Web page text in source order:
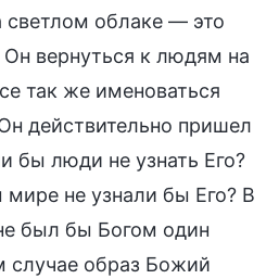
облаке — это
вернуться к людям на
так же именоваться
действительно пришел
бы люди не узнать Его?
не узнали бы Его? В
был бы Богом один
случае образ Божий